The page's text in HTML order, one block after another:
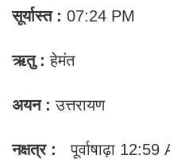
सूर्यास्त : 07:24 PM
ऋतु :हेमंत
अयन : उत्तरायण
नक्षत्र : पूर्वाषाढ़ा 12:59